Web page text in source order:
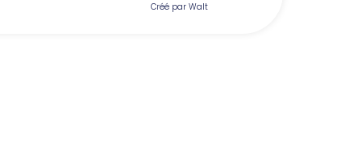
Créé par Walt